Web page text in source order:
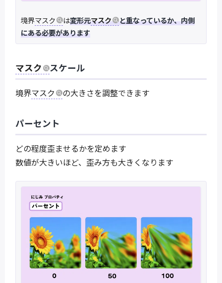
境界マスク は変形元マスク
と重なっているか、内側
にある必要があります
マスク スケール
境界マスク の大きさを調整できます
パーセント
どの程度歪ませるかを定めます
数値が大きいほど、歪み方も大きくなります